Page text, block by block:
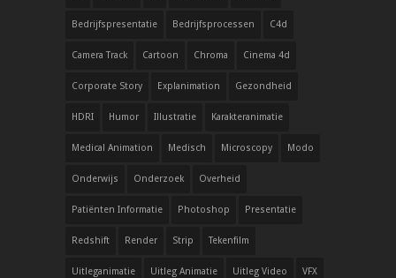
Bedrijfspresentatie Bedrijfsprocessen C4d
Camera Track Cartoon Chroma Cinema 4d
Corporate Story Explanimation Gezondheid
HDRI Humor Illustratie Karakteranimatie
Medical Animation Medisch Microscopy Modo
Onderwijs Onderzoek Overheid
Patiënten Informatie Photoshop Presentatie
Redshift Render Strip Tekenfilm
Uitleganimatie Uitleg Animatie Uitleg Video VFX